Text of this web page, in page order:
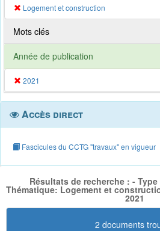
Logement et construction
Mots clés
Année de publication
2021
Accès direct
Fascicules du CCTG "travaux" en vigueur
Résultats de recherche : -
Thématique: Logement et
2021
2 documents